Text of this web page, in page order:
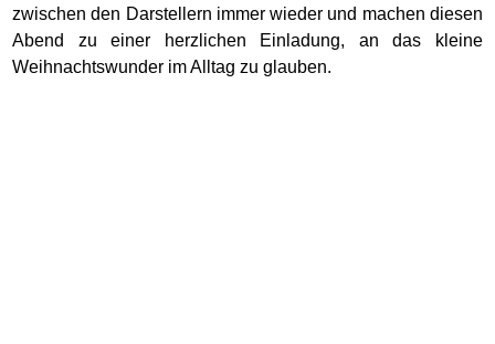
zwischen den Darstellern immer wieder und machen diesen
Abend zu einer herzlichen Einladung, an das kleine
Weihnachtswunder im Alltag zu glauben.